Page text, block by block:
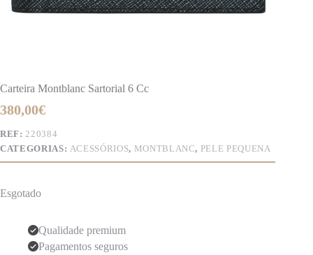
Carteira Montblanc Sartorial 6 Cc
380,00€
REF: 220384
CATEGORIAS: ACESSÓRIOS, MONTBLANC, PELE PEQUENA
Esgotado
Qualidade premium
Pagamentos seguros